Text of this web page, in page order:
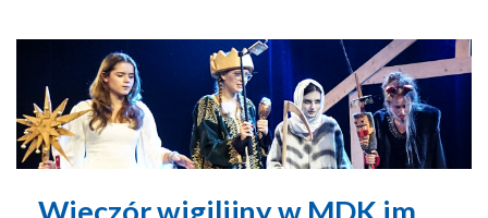
Wieczór wigilijny w MDK im.